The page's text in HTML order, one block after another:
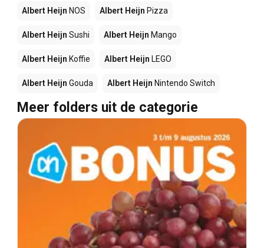
Albert Heijn NOS Albert Heijn Pizza
Albert Heijn Sushi Albert Heijn Mango
Albert Heijn Koffie Albert Heijn LEGO
Albert Heijn Gouda Albert Heijn Nintendo Switch
Meer folders uit de categorie